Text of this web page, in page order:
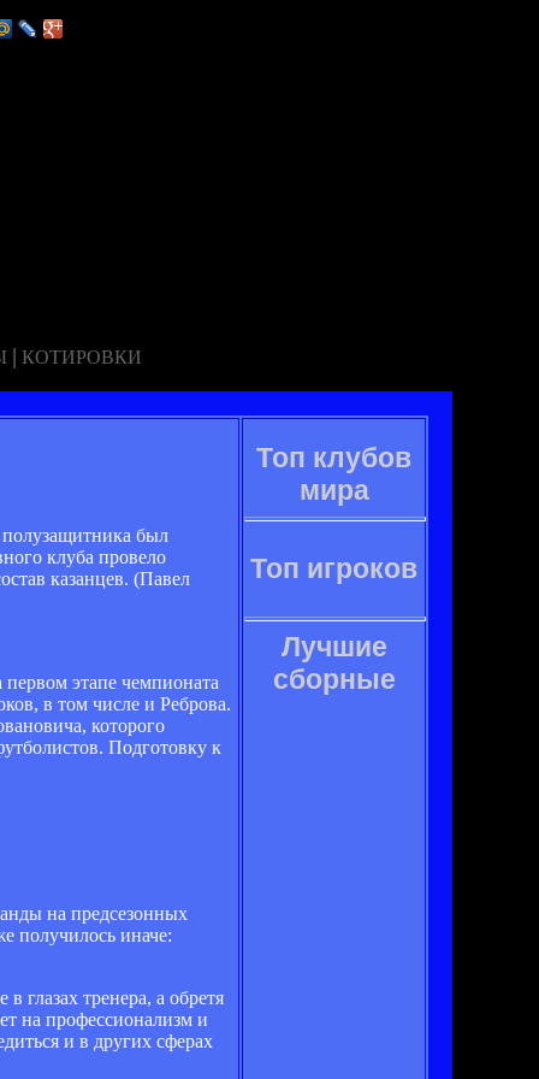
| КОТИРОВКИ
был
клуба провело
казанцев. (Павел
этапе чемпионата
в том числе и Реброва.
которого
Подготовку к
на предсезонных
получилось иначе:
глазах тренера, а обретя
на профессионализм и
и в других сферах
Топ клубов
мира
Топ игроков
Лучшие
сборные